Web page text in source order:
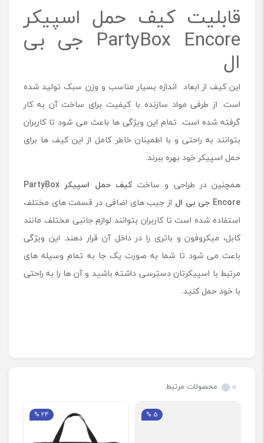
قابلیت کیف حمل اسپیکر
PartyBox Encore جی بی
ال
این کیف از ابعاد اندازه بسیار مناسب و وزن سبک تولید شده
است. از طرفی مواد سازنده با کیفیت برای ساخت آن به کار
گرفته شده است. تمام این ویژگی ها باعث می شود تا کاربران
بتوانند به راحتی و با اطمینان خاطر کامل از این کیف ها برای
حمل اسپیکر خود بهره ببرند.
همچنین در طراحی و ساخت
کیف حمل اسپیکر PartyBox
Encore جی بی ال
از جیب ‌های اضافی در قسمت های مختلف
استفاده شده است تا کاربران بتوانند لوازم جانبی مختلف مانند
کابل، میکروفون و باتری‌ را در داخل آن قرار دهند. این ویژگی
باعث می شود تا شما به صورت یک جا به تمام وسیله های
مرتبط با اسپیکرتان دسترسی داشته باشید و آن ها را به راحتی
با خود حمل کنید.
محصولات مرتبط
5 %
24 %